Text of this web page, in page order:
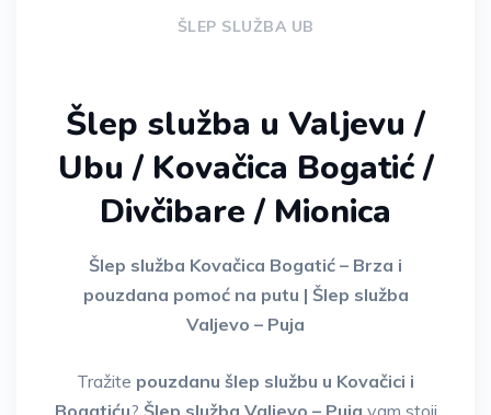
ŠLEP SLUŽBA UB
Šlep služba u Valjevu /
Ubu / Kovačica Bogatić /
Divčibare / Mionica
Šlep služba Kovačica Bogatić – Brza i
pouzdana pomoć na putu | Šlep služba
Valjevo – Puja
Tražite pouzdanu šlep službu u Kovačici i